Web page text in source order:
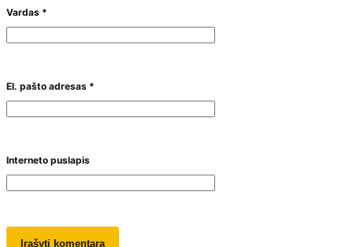
Vardas *
El. pašto adresas *
Interneto puslapis